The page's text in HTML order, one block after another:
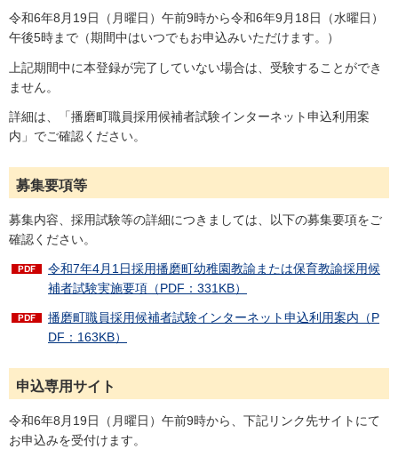
令和6年8月19日（月曜日）午前9時から令和6年9月18日（水曜日）
午後5時まで（期間中はいつでもお申込みいただけます。）
上記期間中に本登録が完了していない場合は、受験することができ
ません。
詳細は、「播磨町職員採用候補者試験インターネット申込利用案
内」でご確認ください。
募集要項等
募集内容、採用試験等の詳細につきましては、以下の募集要項をご
確認ください。
令和7年4月1日採用播磨町幼稚園教諭または保育教諭採用候
補者試験実施要項（PDF：331KB）
播磨町職員採用候補者試験インターネット申込利用案内（P
DF：163KB）
申込専用サイト
令和6年8月19日（月曜日）午前9時から、下記リンク先サイトにて
お申込みを受付けます。